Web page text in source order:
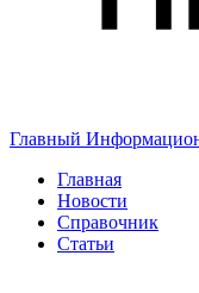
Главный
Главная
Новости
Справочник
Статьи